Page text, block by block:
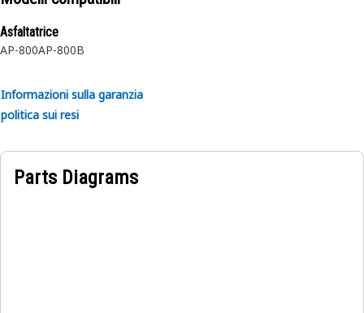
Asfaltatrice
AP-800AP-800B
Informazioni sulla garanzia
politica sui resi
Parts Diagrams